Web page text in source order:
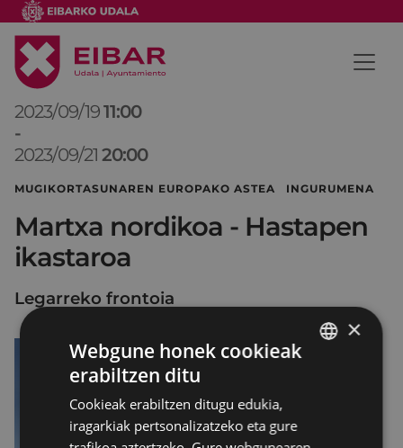
2023/09/1911:00
-
2023/09/21 20:00
MUGIKORTASUNAREN EUROPAKO ASTEA INGURUMENA
Martxa nordikoa - Hastapen
ikastaroa
Legarreko frontoia
×
Webgune honek cookieak
erabiltzen ditu
Cookieak erabiltzen ditugu edukia,
iragarkiak pertsonalizatzeko eta gure